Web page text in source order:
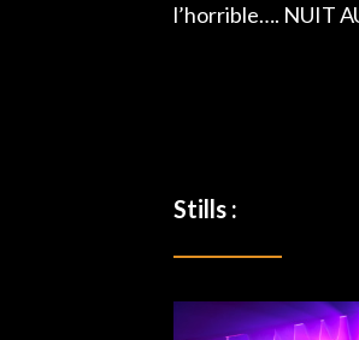
l’horrible…. NUIT
Stills :